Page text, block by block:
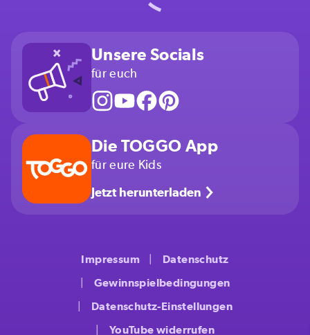
Unsere Socials
für euch
Die TOGGO App
für eure Kids
Jetzt herunterladen
Impressum
Datenschutz
Gewinnspielbedingungen
Datenschutz-Einstellungen
YouTube widerrufen